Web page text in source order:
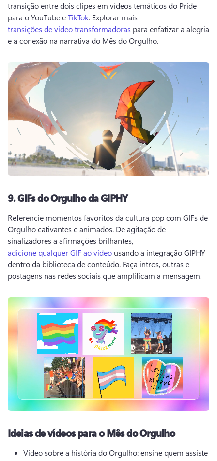
transição entre dois clipes em vídeos temáticos do Pride
para o YouTube e TikTok. Explorar mais
transições de vídeo transformadoras para enfatizar a alegria
e a conexão na narrativa do Mês do Orgulho.
9.GIFs do Orgulho da GIPHY
Referencie momentos favoritos da cultura pop com GIFs de
Orgulho cativantes e animados. De agitação de
sinalizadores a afirmações brilhantes,
adicione qualquer GIF ao vídeo usando a integração GIPHY
dentro da biblioteca de conteúdo. Faça intros, outras e
postagens nas redes sociais que amplificam a mensagem.
Ideias de vídeos para o Mês do Orgulho
Vídeo sobre a história do Orgulho: ensine quem assiste